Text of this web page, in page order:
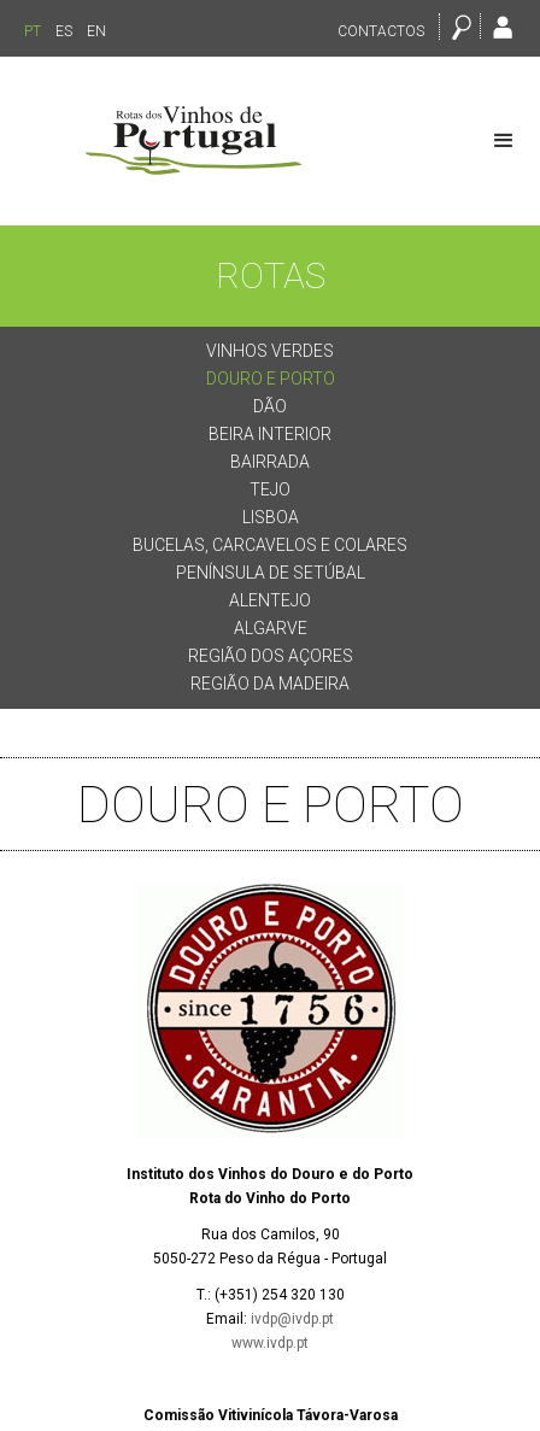
PT ES EN CONTACTOS
ROTAS
VINHOS VERDES
DOURO E PORTO
DÃO
BEIRA INTERIOR
BAIRRADA
TEJO
LISBOA
BUCELAS, CARCAVELOS E COLARES
PENÍNSULA DE SETÚBAL
ALENTEJO
ALGARVE
REGIÃO DOS AÇORES
REGIÃO DA MADEIRA
DOURO E PORTO
Instituto dos Vinhos do Douro e do Porto
Rota do Vinho do Porto
Rua dos Camilos, 90
5050-272 Peso da Régua - Portugal
T.: (+351) 254 320 130
Email: ivdp@ivdp.pt
www.ivdp.pt
Comissão Vitivinícola Távora-Varosa